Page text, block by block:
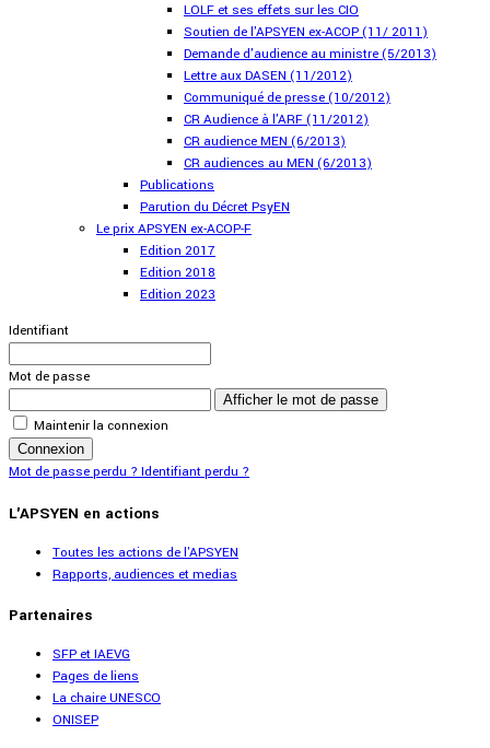
LOLF et ses effets sur les CIO
Soutien de l'APSYEN ex-ACOP (11/ 2011)
Demande d'audience au ministre (5/2013)
Lettre aux DASEN (11/2012)
Communiqué de presse (10/2012)
CR Audience à l'ARF (11/2012)
CR audience MEN (6/2013)
CR audiences au MEN (6/2013)
Publications
Parution du Décret PsyEN
Le prix APSYEN ex-ACOP-F
Edition 2017
Edition 2018
Edition 2023
Identifiant
Mot de passe
Afficher le mot de passe
Maintenir la connexion
Connexion
Mot de passe perdu ?Identifiant perdu ?
L'APSYEN en actions
Toutes les actions de l'APSYEN
Rapports, audiences et medias
Partenaires
SFP et IAEVG
Pages de liens
La chaire UNESCO
ONISEP